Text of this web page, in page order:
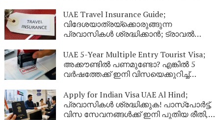
സർവീസുകൾ
UAE Travel Insurance Guide;
വിദേശയാത്രയ്ക്കൊരുങ്ങുന്ന
പ്രവാസികൾ ശ്രദ്ധിക്കാൻ; ട്രാവൽ
കാര്യങ്ങൾ ഉറപ്പുവരുത്തുക
UAE 5-Year Multiple Entry Tourist Visa;
അക്കൗണ്ടിൽ പണമുണ്ടോ? എങ്കിൽ 5
വർഷത്തേക്ക് ഇനി വിസയെക്കുറിച്ച്
കിടിലൻ ഓഫർ പ്രവാസികൾ അറിയാതെ
പോകരുത്
Apply for Indian Visa UAE Al Hind;
പ്രവാസികൾ ശ്രദ്ധിക്കുക! പാസ്‌പോർട്ട്,
വിസ സേവനങ്ങൾക്ക് ഇനി പുതിയ രീതി,